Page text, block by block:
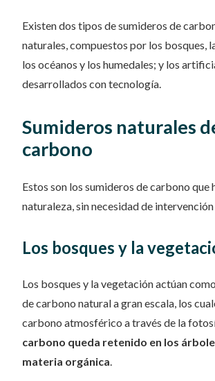
Existen dos tipos de sumideros de
naturales, compuestos por los bosques,
los océanos y los humedales; y los
desarrollados con tecnología.
Sumideros naturales
carbono
Estos son los sumideros de carbono que
naturaleza, sin necesidad de intervención
Los bosques y la
Los bosques y la vegetación actúan
de carbono natural a gran escala, los
carbono atmosférico a través de la
carbono queda retenido en los
materia orgánica